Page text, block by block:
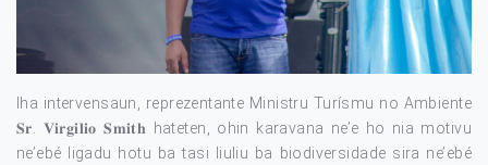
Iha intervensaun, reprezentante Ministru Turísmu no Ambiente
𝐒𝐫. 𝐕𝐢𝐫𝐠𝐢𝐥𝐢𝐨 𝐒𝐦𝐢𝐭𝐡 hateten, ohin karavana ne’e ho nia motivu
ne’ebé ligadu hotu ba tasi liuliu ba biodiversidade sira ne’ebé